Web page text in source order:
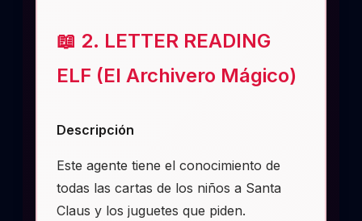
📖 2. LETTER READING
ELF (El Archivero Mágico)
Descripción
Este agente tiene el conocimiento de
todas las cartas de los niños a Santa
Claus y los juguetes que piden.